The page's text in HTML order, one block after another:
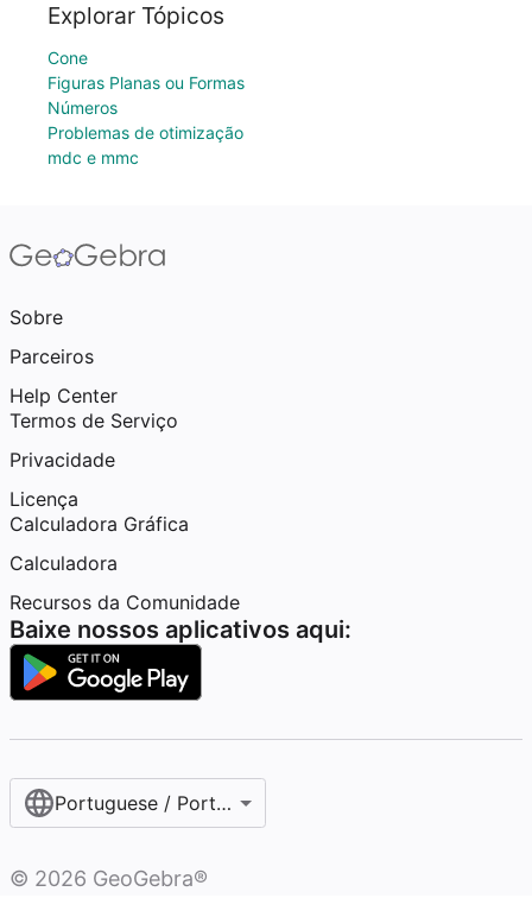
Explorar Tópicos
Cone
Figuras Planas ou Formas
Números
Problemas de otimização
mdc e mmc
Sobre
Parceiros
Help Center
Termos de Serviço
Privacidade
Licença
Calculadora Gráfica
Calculadora
Recursos da Comunidade
Baixe nossos aplicativos aqui:
Portuguese / Português (Brasil)
© 2026 GeoGebra®